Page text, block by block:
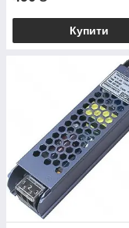
Купити